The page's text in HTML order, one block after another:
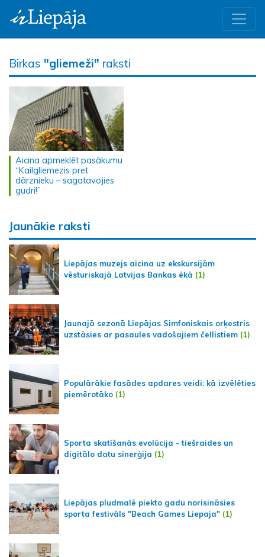
Birkas "gliemeži" raksti
Aicina apmeklēt pasākumu
“Kailgliemezis pret
dārznieku – sagatavojies
gudri!”
Jaunākie raksti
Liepājas muzejs aicina uz ekskursijām
vēsturiskajā Latvijas Bankas ēkā (1)
Jaunajā sezonā Liepājas Simfoniskais orķestris
uzstāsies ar pasaules vadošajiem čellistiem (1)
Populārākie fasādes apdares veidi: kā izvēlēties
piemērotāko (1)
Sporta skatīšanās evolūcija - tiešraides un
digitālo datu sinerģija (1)
Liepājas pludmalē piekto gadu norisināsies
sporta festivāls "Beach Games Liepaja" (1)